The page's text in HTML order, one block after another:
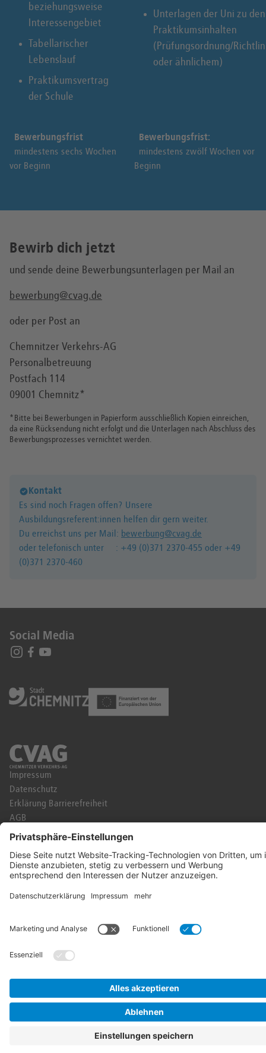
beziehungsweise
Interessengebiet
Tabellarischer
Lebenslauf
Praktikumsvertrag
der Schule
Unterlagen der Uni zu den
Praktikumsinhalten
(Prüfungsordnung/
oder ähnlichem)
Bewerbungsfrist
mindestens sechs Wochen
vor Beginn
Bewerbungsfrist:
mindestens zwölf Wochen vor
Beginn
Bewirb dich jetzt
und sende deine Bewerbungsunterlagen per Mail an
bewerbung@cvag.de
oder per Post an
Chemnitzer Verkehrs-AG
Personalbetreuung
Postfach 114
09001 Chemnitz*
*Bitte bei Bewerbungen in Papierform ausschließlich Kopien einreichen,
da eine Rücksendung nicht erfolgt und die Unterlagen nach Abschluss des
Bewerbungsprozesses vernichtet werden.
Kontakt
Es sind noch Fragen offen? Unsere
Ausbildungsreferent:innen helfen dir gern weiter.
Du erreichst uns per Mail: bewerbung@cvag.de
oder telefonisch unter : +49 (0)371 2370-455 oder +49
(0)371 2370-460
Social Media
Impressum
Datenschutz
Erklärung Barrierefreiheit
AGB
Karriere
Abo-Online
Presse